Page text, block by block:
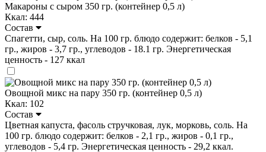
Макароны с сыром 350 гр. (контейнер 0,5 л)
Ккал: 444
Состав
Спагетти, сыр, соль. На 100 гр. блюдо содержит: белков - 5,1
гр., жиров - 3,7 гр., углеводов - 18.1 гр. Энергетическая
ценность - 127 ккал
Овощной микс на пару 350 гр. (контейнер 0,5 л)
Ккал: 102
Состав
Цветная капуста, фасоль стручковая, лук, морковь, соль. На
100 гр. блюдо содержит: белков - 2,1 гр., жиров - 0,1 гр.,
углеводов - 5,4 гр. Энергетическая ценность - 29,2 ккал.